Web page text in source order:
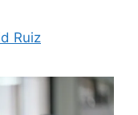
Ruiz